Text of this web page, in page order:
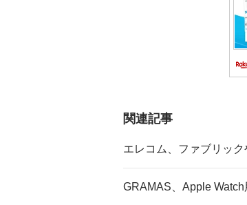
関連記事
エレコム、ファブリッ
GRAMAS、Apple